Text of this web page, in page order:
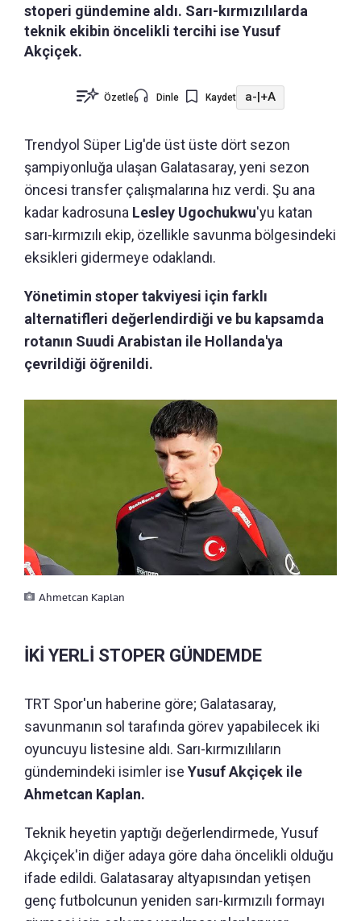
stoperi gündemine aldı. Sarı-kırmızılılarda
teknik ekibin öncelikli tercihi ise Yusuf
Akçiçek.
Özetle Dinle Kaydet a-|+A
Trendyol Süper Lig'de üst üste dört sezon
şampiyonluğa ulaşan Galatasaray, yeni sezon
öncesi transfer çalışmalarına hız verdi. Şu ana
kadar kadrosuna Lesley Ugochukwu'yu katan
sarı-kırmızılı ekip, özellikle savunma bölgesindeki
eksikleri gidermeye odaklandı.
Yönetimin stoper takviyesi için farklı
alternatifleri değerlendirdiği ve bu kapsamda
rotanın Suudi Arabistan ile Hollanda'ya
çevrildiği öğrenildi.
Ahmetcan Kaplan
İKİ YERLİ STOPER GÜNDEMDE
TRT Spor'un haberine göre; Galatasaray,
savunmanın sol tarafında görev yapabilecek iki
oyuncuyu listesine aldı. Sarı-kırmızılıların
gündemindeki isimler ise Yusuf Akçiçek ile
Ahmetcan Kaplan.
Teknik heyetin yaptığı değerlendirmede, Yusuf
Akçiçek'in diğer adaya göre daha öncelikli olduğu
ifade edildi. Galatasaray altyapısından yetişen
genç futbolcunun yeniden sarı-kırmızılı formayı